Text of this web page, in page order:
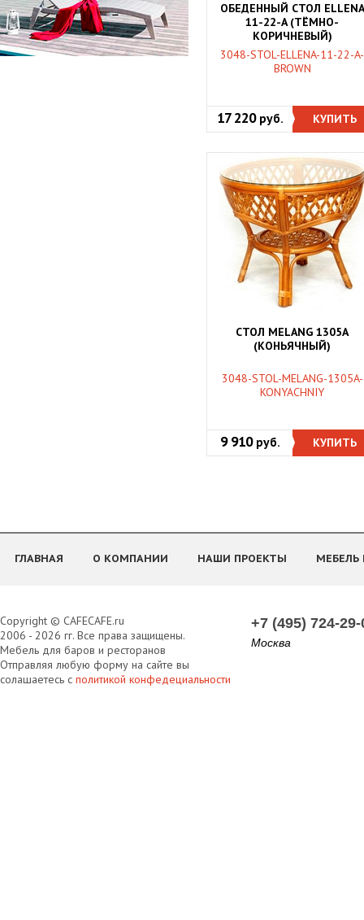
ОБЕДЕННЫЙ СТОЛ ELLENA
11-22-A (ТЁМНО-
КОРИЧНЕВЫЙ)
3048-STOL-ELLENA-11-22-A-
BROWN
17 220 руб. КУПИТЬ
СТОЛ MELANG 1305A
(КОНЬЯЧНЫЙ)
3048-STOL-MELANG-1305A-
KONYACHNIY
9 910 руб. КУПИТЬ
ГЛАВНАЯ О КОМПАНИИ НАШИ ПРОЕКТЫ
Copyright © CAFECAFE.ru
2006 - 2026 гг. Все права защищены.
Мебель для баров и ресторанов
Отправляя любую форму на сайте вы
солашаетесь с политикой конфедециальности
+7 (495) 724-29-
Москва